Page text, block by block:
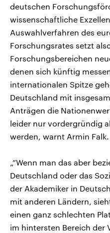
deutschen
wissenschaftliche
Auswahlverfahren des
Forschungsrates setzt
Forschungsbereichen
denen sich künftig
internationalen Spitze
Deutschland mit
Anträgen die
leider nur vordergründig
werden, warnt Armin Falk.
„”Wenn man das aber
Deutschland oder das
der Akademiker in
mit anderen Ländern,
einen ganz schlechten
im hintersten Bereich der